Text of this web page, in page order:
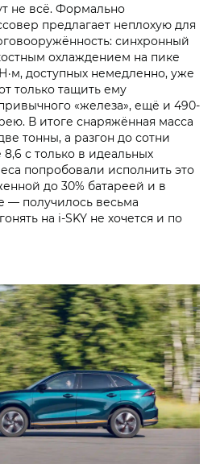
не всё. Формально
предлагает неплохую для
синхронный
охлаждением на пике
доступных немедленно, уже
только тащить ему
«железа», ещё и 490-
В итоге снаряжённая масса
тонны, а разгон до сотни
с только в идеальных
попробовали исполнить это
до 30% батареей и в
получилось весьма
на i‑SKY не хочется и по